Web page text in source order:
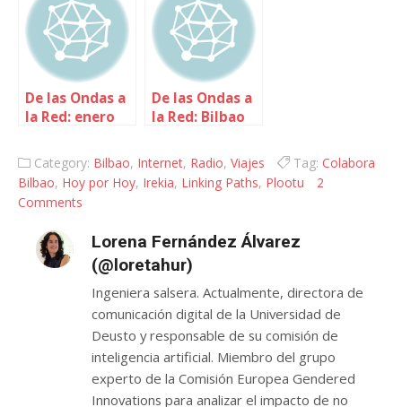
De las Ondas a
la Red: enero
De las Ondas a
la Red: Bilbao
Category: Bilbao, Internet, Radio, Viajes Tag: Colabora
Bilbao, Hoy por Hoy, Irekia, Linking Paths, Plootu
2
Comments
Lorena Fernández Álvarez
(@loretahur)
Ingeniera salsera. Actualmente, directora de
comunicación digital de la Universidad de
Deusto y responsable de su comisión de
inteligencia artificial. Miembro del grupo
experto de la Comisión Europea Gendered
Innovations para analizar el impacto de no